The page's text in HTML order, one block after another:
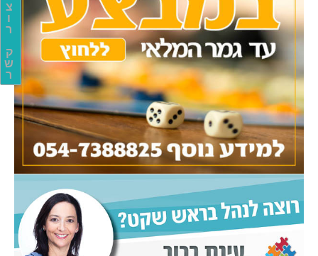
צ
ו
ר
ק
ש
ר